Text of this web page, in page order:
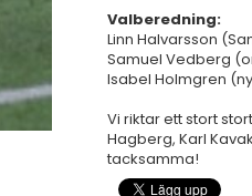
Valberedning:
Linn Halvarsson
Samuel Vedberg
Isabel Holmgren
Vi riktar ett stort
Hagberg, Karl
tacksamma!